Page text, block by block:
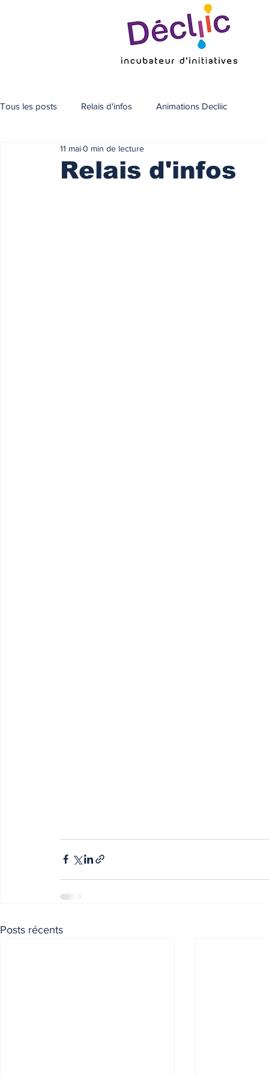
Tous les posts Relais d'infos Animations Decliic
Relais d'infos
11 mai0 min de lecture
Posts récents